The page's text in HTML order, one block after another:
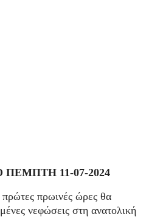
11-07-2024
πρώτες πρωινές ώρες θα
νεφώσεις στη ανατολική